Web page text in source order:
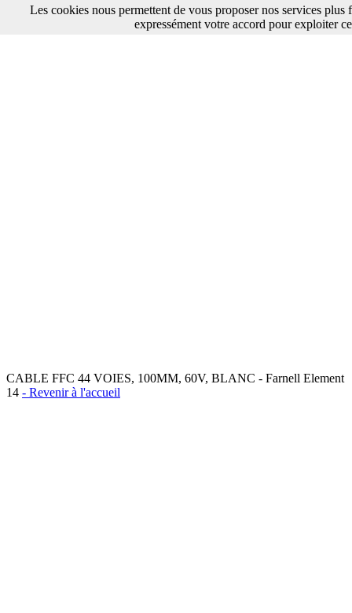
CABLE FFC 44 VOIES, 100MM, 60V, BLANC - Farnell Element
14 - Revenir à l'accueil
Les cookies nous permettent de vous proposer nos services
expressément votre accord pour exploiter